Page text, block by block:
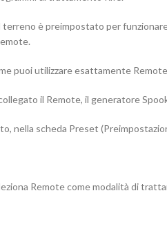
terreno è preimpostato per
puoi utilizzare esattamente
il Remote, il generatore
nella scheda Preset
Remote come modalità di